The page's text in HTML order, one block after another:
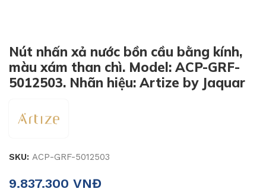
Nút nhấn xả nước bồn cầu bằng kính,
màu xám than chì. Model: ACP-GRF-
5012503. Nhãn hiệu: Artize by Jaquar
SKU: ACP-GRF-5012503
9.837.300 VNĐ